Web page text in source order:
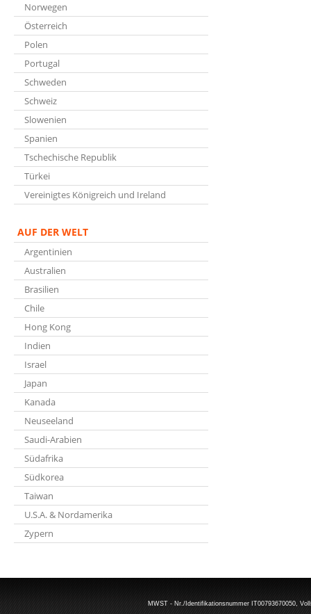
Norwegen
Österreich
Polen
Portugal
Schweden
Schweiz
Slowenien
Spanien
Tschechische Republik
Türkei
Vereinigtes Königreich und Ireland
AUF DER WELT
Argentinien
Australien
Brasilien
Chile
Hong Kong
Indien
Israel
Japan
Kanada
Neuseeland
Saudi-Arabien
Südafrika
Südkorea
Taiwan
U.S.A. & Nordamerika
Zypern
MWST - Nr./Identifikationsnummer IT00793670050,